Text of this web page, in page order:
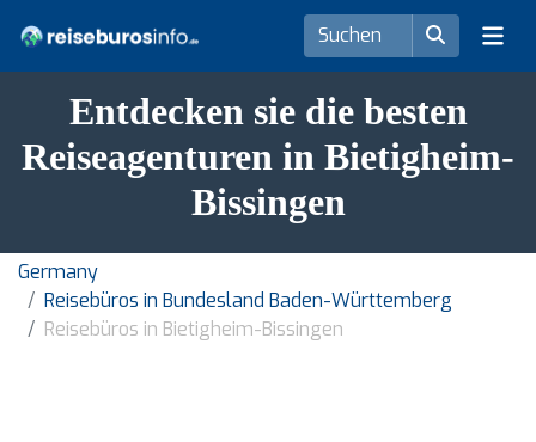
Entdecken sie die besten
Reiseagenturen in Bietigheim-
Bissingen
Germany
Reisebüros in Bundesland Baden-Württemberg
Reisebüros in Bietigheim-Bissingen